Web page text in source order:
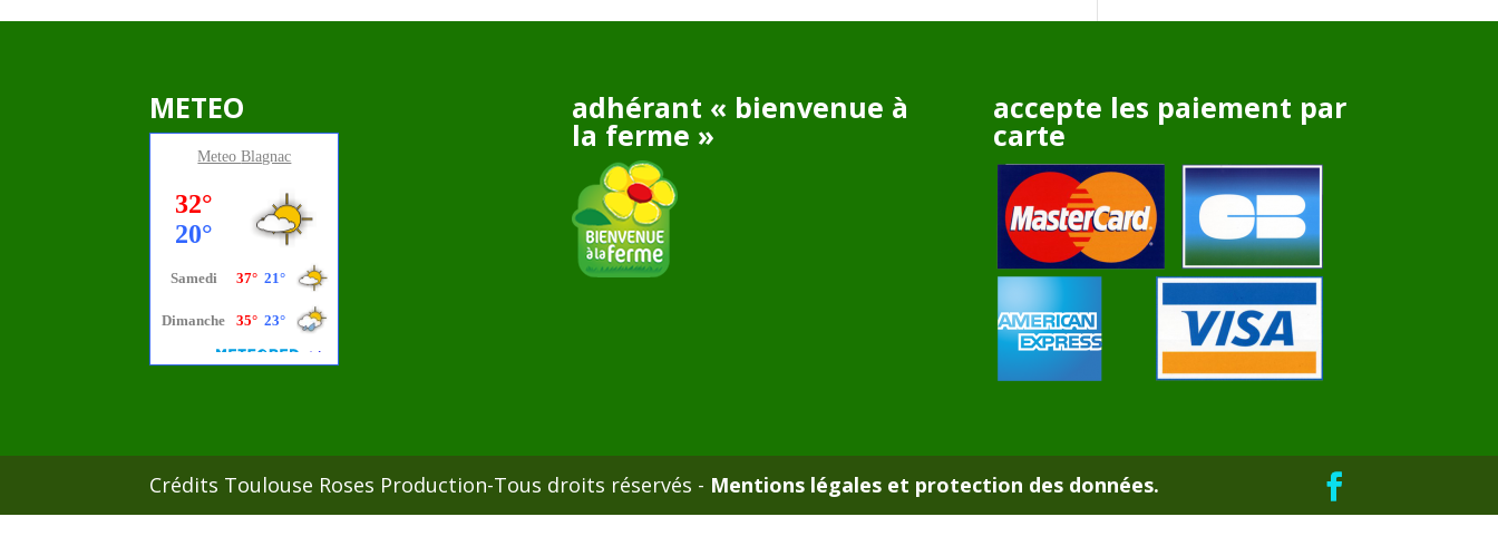
METEO
MeteoBlagnac
adhérant « bienvenue à
la ferme »
accepte les paiement par
carte
Crédits Toulouse Roses Production-Tous droits réservés - Mentions légales et protection des données.